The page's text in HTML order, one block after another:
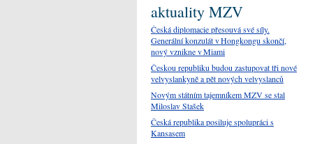
aktuality MZV
Česká diplomacie přesouvá své síly.
Generální konzulát v Hongkongu skončí,
nový vznikne v Miami
Českou republiku budou zastupovat tři nové
velvyslankyně a pět nových velvyslanců
Novým státním tajemníkem MZV se stal
Miloslav Stašek
Česká republika posiluje spolupráci s
Kansasem